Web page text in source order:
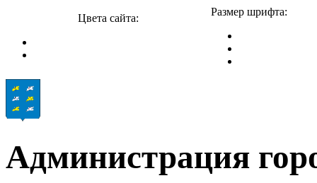
Цвета сайта:
Размер шрифта:
Администрация